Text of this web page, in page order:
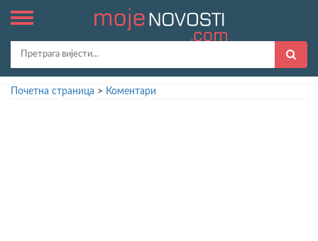
Почетна страница > Коментари